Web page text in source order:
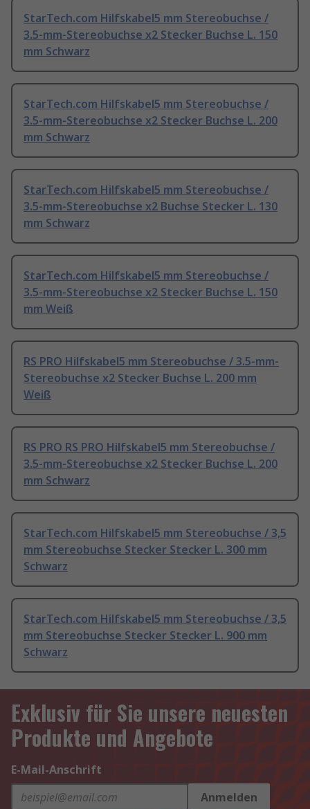
StarTech.com Hilfskabel5 mm Stereobuchse /
3.5-mm-Stereobuchse x2 Stecker Buchse L. 150
mm Schwarz
StarTech.com Hilfskabel5 mm Stereobuchse /
3.5-mm-Stereobuchse x2 Stecker Buchse L. 200
mm Schwarz
StarTech.com Hilfskabel5 mm Stereobuchse /
3.5-mm-Stereobuchse x2 Buchse Stecker L. 130
mm Schwarz
StarTech.com Hilfskabel5 mm Stereobuchse /
3.5-mm-Stereobuchse x2 Stecker Buchse L. 150
mm Weiß
RS PRO Hilfskabel5 mm Stereobuchse / 3.5-mm-
Stereobuchse x2 Stecker Buchse L. 200 mm
Weiß
RS PRO RS PRO Hilfskabel5 mm Stereobuchse /
3.5-mm-Stereobuchse x2 Stecker Buchse L. 200
mm Schwarz
StarTech.com Hilfskabel5 mm Stereobuchse / 3,5
mm Stereobuchse Stecker Stecker L. 300 mm
Schwarz
StarTech.com Hilfskabel5 mm Stereobuchse / 3,5
mm Stereobuchse Stecker Stecker L. 900 mm
Schwarz
Exklusiv für Sie unsere neuesten
Produkte und Angebote
E-Mail-Anschrift
Anmelden